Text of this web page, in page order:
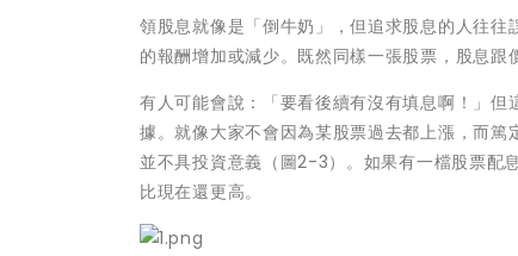
領股息就像是「倒牛奶」，但追求股息的人往
的報酬增加或減少。既然同樣一張股票，股息跟
有人可能會說：「要看後續有沒有填息啊！」
據。就像大家不會因為某股票過去都上漲，而
並不具投資意義（圖2-3）。如果有一檔股票配
比現在還更高。